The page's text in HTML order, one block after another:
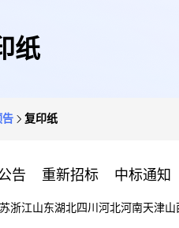
纸
告 复印纸
告 重新招标 中标通知
浙江山东湖北四川 河北河南天津山